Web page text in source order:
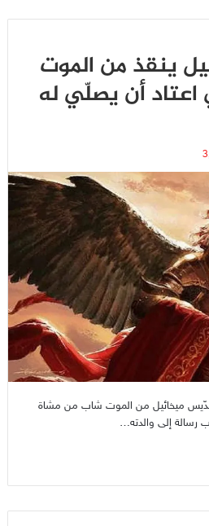
ينقذ من الموت
أن يصلّي له
ميخائيل من الموت شاب من مشاة
رسالة إلى والدته…